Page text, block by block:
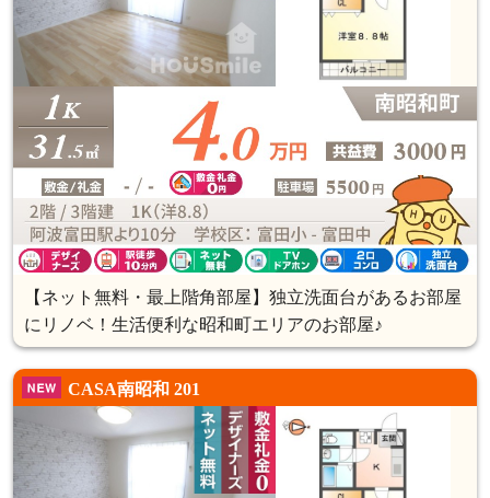
【ネット無料・最上階角部屋】独立洗面台があるお部屋
にリノベ！生活便利な昭和町エリアのお部屋♪
CASA南昭和 201